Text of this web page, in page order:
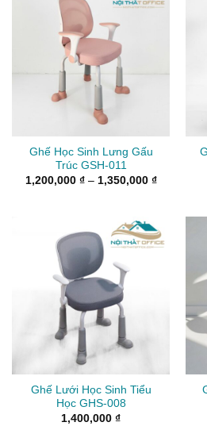
Ghế Học Sinh Lưng Gấu
Trúc GSH-011
1,200,000 ₫ – 1,350,000 ₫Khoảng
1,350,000
Ghế Lưới Học Sinh Tiểu
Học GHS-008
1,400,000 ₫